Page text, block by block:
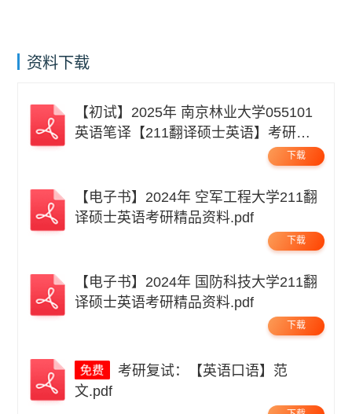
资料下载
【初试】2025年 南京林业大学055101
英语笔译【211翻译硕士英语】考研精
下载
【电子书】2024年 空军工程大学211翻
译硕士英语考研精品资料.pdf
下载
【电子书】2024年 国防科技大学211翻
译硕士英语考研精品资料.pdf
下载
文.pdf